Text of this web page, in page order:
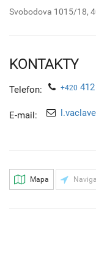
Svobodova 1015/18,
KONTAKTY
Telefon: +420
E-mail:
Mapa